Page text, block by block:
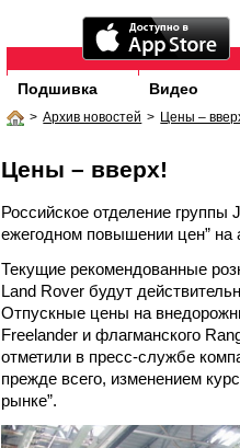
Подшивка Видео
> Архив новостей > Цены –
Цены – вверх!
Российское отделение группы
ежегодном повышении цен” на
Текущие рекомендованные
Land Rover будут
Отпускные цены на
Freelander и флагманского
отметили в пресс-службе
прежде всего, изменением
рынке”.